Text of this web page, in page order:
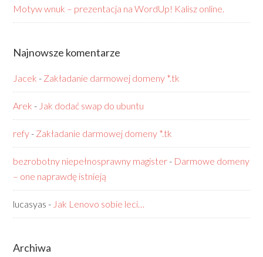
Motyw wnuk – prezentacja na WordUp! Kalisz online.
Najnowsze komentarze
Jacek - Zakładanie darmowej domeny *.tk
Arek - Jak dodać swap do ubuntu
refy- Zakładanie darmowej domeny *.tk
bezrobotny niepełnosprawny magister- Darmowe domeny
– one naprawdę istnieją
lucasyas - Jak Lenovo sobie leci…
Archiwa